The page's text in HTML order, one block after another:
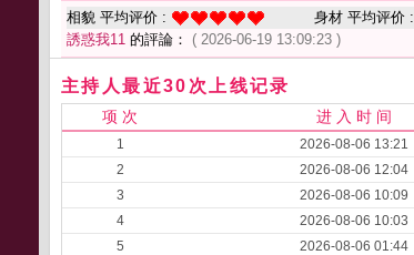
相貌 平均评价 : 身材 平均评价 :
誘惑我11 的評論： ( 2026-06-19 13:09:23 )
主持人最近30次上线记录
项 次 进 入 时 间
1 2026-08-06 13:21
2
2026-08-06 12:04
3
2026-08-06 10:09
4
2026-08-06 10:03
5
2026-08-06 01:44